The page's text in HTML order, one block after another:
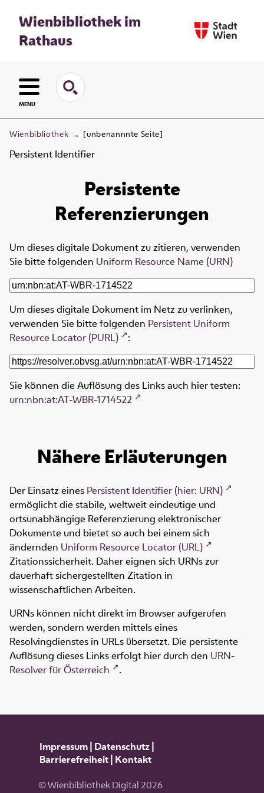
Wienbibliothek im
Rathaus
MENU
Wienbibliothek → [unbenannnte Seite]
Persistent Identifier
Persistente
Referenzierungen
Um dieses digitale Dokument zu zitieren, verwenden
Sie bitte folgenden Uniform Resource Name (URN)
Um dieses digitale Dokument im Netz zu verlinken,
verwenden Sie bitte folgenden Persistent Uniform
Resource Locator (PURL)
:
Sie können die Auflösung des Links auch hier testen:
urn:nbn:at:AT-WBR-1714522
Nähere Erläuterungen
Der Einsatz eines Persistent Identifier (hier: URN)
ermöglicht die stabile, weltweit eindeutige und
ortsunabhängige Referenzierung elektronischer
Dokumente und bietet so auch bei einem sich
ändernden Uniform Resource Locator (URL)
Zitationssicherheit. Daher eignen sich URNs zur
dauerhaft sichergestellten Zitation in
wissenschaftlichen Arbeiten.
URNs können nicht direkt im Browser aufgerufen
werden, sondern werden mittels eines
Resolvingdienstes in URLs übersetzt. Die persistente
Auflösung dieses Links erfolgt hier durch den URN-
Resolver für Österreich
.
Impressum| Datenschutz|
Barrierefreiheit| Kontakt
© Wienbibliothek Digital 2026